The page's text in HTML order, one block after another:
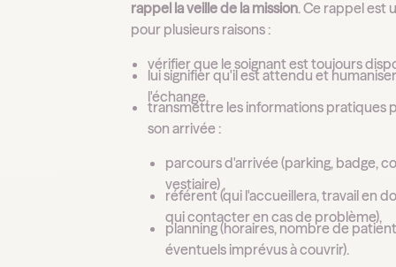
rappel la veille de la mission. Ce rappel est
pour plusieurs raisons :
vérifier que le soignant est toujours
lui signifier qu'il est attendu et
l'échange,
transmettre les informations pratiques
son arrivée :
parcours d'arrivée (parking, badge,
vestiaire) ,
référent (qui l'accueillera, travail en
qui contacter en cas de problème),
planning (horaires, nombre de
éventuels imprévus à couvrir).